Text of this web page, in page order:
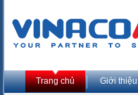
Trang chủ Giới thiệu